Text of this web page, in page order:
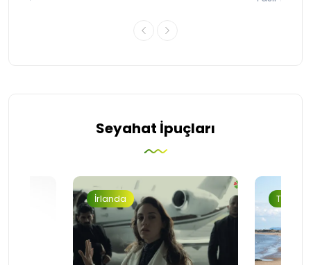
Seyahat İpuçları
İrlanda Turizm